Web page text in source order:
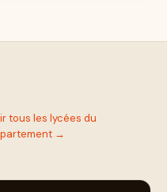
tous les lycées du
→